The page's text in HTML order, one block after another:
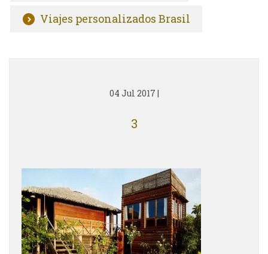
Viajes personalizados Brasil
04 Jul 2017 |
3